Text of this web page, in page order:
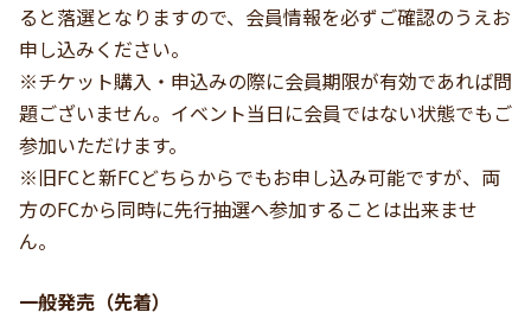
ると落選となりますので、会員情報を必ずご確認のうえお
申し込みください。
※チケット購入・申込みの際に会員期限が有効であれば問
題ございません。イベント当日に会員ではない状態でもご
参加いただけます。
※旧FCと新FCどちらからでもお申し込み可能ですが、両
方のFCから同時に先行抽選へ参加することは出来ませ
ん。
一般発売（先着）